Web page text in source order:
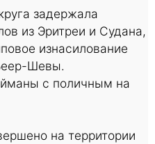
задержала
из Эритреи и Судана,
изнасилование
Шевы.
с поличным на
на территории